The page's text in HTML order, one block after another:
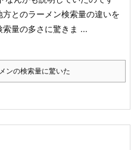
とのラーメン検索量の違いを
量の多さに驚きま ...
ンの検索量に驚いた